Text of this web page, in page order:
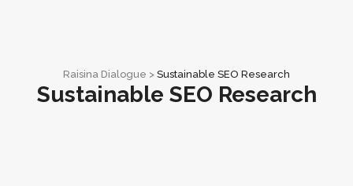
Sustainable SEO Research
Raisina Dialogue > Sustainable SEO Research